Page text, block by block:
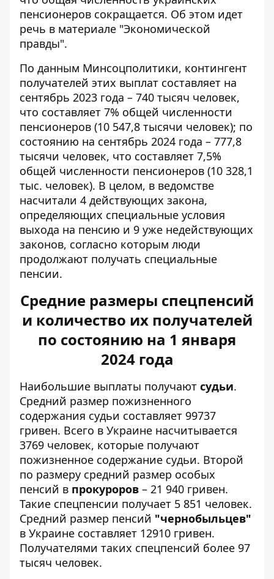
пенсионеров сокращается. Об этом идет
речь в материале "Экономической
правды".
По данным Минсоцполитики, контингент
получателей этих выплат составляет на
сентябрь 2023 года – 740 тысяч человек,
что составляет 7% общей численности
пенсионеров (10 547,8 тысячи человек); по
состоянию на сентябрь 2024 года – 777,8
тысячи человек, что составляет 7,5%
общей численности пенсионеров (10 328,1
тыс. человек). В целом, в ведомстве
насчитали 4 действующих закона,
определяющих специальные условия
выхода на пенсию и 9 уже недействующих
законов, согласно которым люди
продолжают получать специальные
пенсии.
Средние размеры спецпенсий
и количество их получателей
по состоянию на 1 января
2024 года
Наибольшие выплаты получают судьи.
Средний размер пожизненного
содержания судьи составляет 99737
гривен. Всего в Украине насчитывается
3769 человек, которые получают
пожизненное содержание судьи. Второй
по размеру средний размер особых
пенсий в прокуроров – 21 940 гривен.
Такие спецпенсии получает 5 851 человек.
Средний размер пенсий "чернобыльцев"
в Украине составляет 12910 гривен.
Получателями таких спецпенсий более 97
тысяч человек.